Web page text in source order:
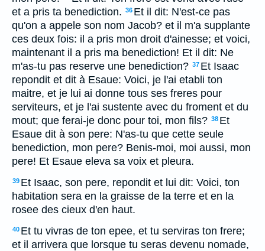
et a pris ta benediction. 36 Et il dit: N'est-ce pas
qu'on a appele son nom Jacob? et il m'a supplante
ces deux fois: il a pris mon droit d'ainesse; et voici,
maintenant il a pris ma benediction! Et il dit: Ne
m'as-tu pas reserve une benediction? 37 Et Isaac
repondit et dit à Esaue: Voici, je l'ai etabli ton
maitre, et je lui ai donne tous ses freres pour
serviteurs, et je l'ai sustente avec du froment et du
mout; que ferai-je donc pour toi, mon fils? 38 Et
Esaue dit à son pere: N'as-tu que cette seule
benediction, mon pere? Benis-moi, moi aussi, mon
pere! Et Esaue eleva sa voix et pleura.
39 Et Isaac, son pere, repondit et lui dit: Voici, ton
habitation sera en la graisse de la terre et en la
rosee des cieux d'en haut.
40 Et tu vivras de ton epee, et tu serviras ton frere;
et il arrivera que lorsque tu seras devenu nomade,